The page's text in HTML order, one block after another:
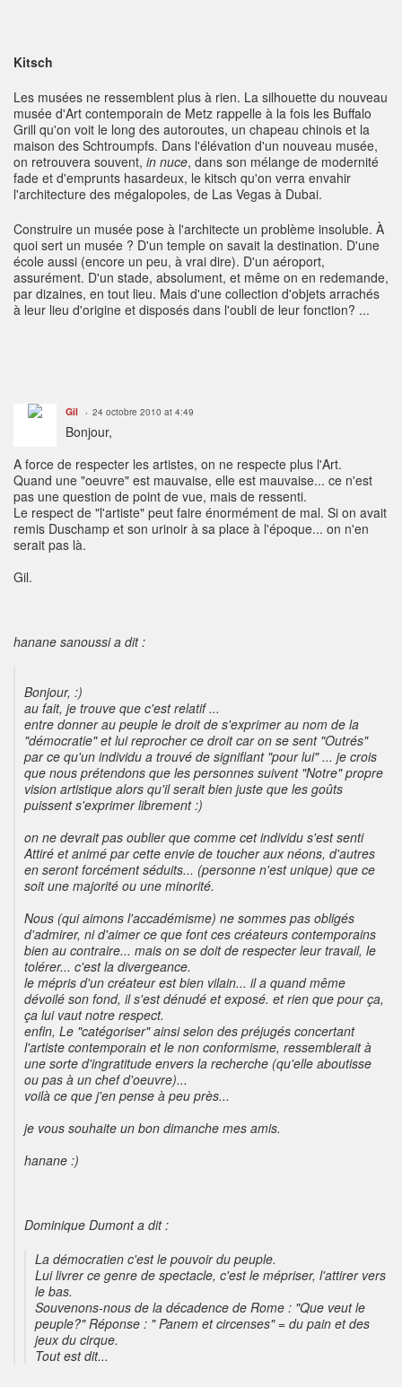
Kitsch
Les musées ne ressemblent plus à rien. La silhouette du nouveau
musée d'Art contemporain de Metz rappelle à la fois les Buffalo
Grill qu'on voit le long des autoroutes, un chapeau chinois et la
maison des Schtroumpfs. Dans l'élévation d'un nouveau musée,
on retrouvera souvent, in nuce, dans son mélange de modernité
fade et d'emprunts hasardeux, le kitsch qu'on verra envahir
l'architecture des mégalopoles, de Las Vegas à Dubai.
Construire un musée pose à l'architecte un problème insoluble. À
quoi sert un musée ? D'un temple on savait la destination. D'une
école aussi (encore un peu, à vrai dire). D'un aéroport,
assurément. D'un stade, absolument, et même on en redemande,
par dizaines, en tout lieu. Mais d'une collection d'objets arrachés
à leur lieu d'origine et disposés dans l'oubli de leur fonction? ...
Gil 24 octobre 2010 at 4:49
Bonjour,
A force de respecter les artistes, on ne respecte plus l'Art.
Quand une "oeuvre" est mauvaise, elle est mauvaise... ce n'est
pas une question de point de vue, mais de ressenti.
Le respect de "l'artiste" peut faire énormément de mal. Si on avait
remis Duschamp et son urinoir à sa place à l'époque... on n'en
serait pas là.
Gil.
hanane sanoussi a dit :
Bonjour, :)
au fait, je trouve que c'est relatif ...
entre donner au peuple le droit de s'exprimer au nom de la
"démocratie" et lui reprocher ce droit car on se sent "Outrés"
par ce qu'un individu a trouvé de signifiant "pour lui" ... je crois
que nous prétendons que les personnes suivent "Notre" propre
vision artistique alors qu'il serait bien juste que les goûts
puissent s'exprimer librement :)
on ne devrait pas oublier que comme cet individu s'est senti
Attiré et animé par cette envie de toucher aux néons, d'autres
en seront forcément séduits... (personne n'est unique) que ce
soit une majorité ou une minorité.
Nous (qui aimons l'accadémisme) ne sommes pas obligés
d'admirer, ni d'aimer ce que font ces créateurs contemporains
bien au contraire... mais on se doit de respecter leur travail, le
tolérer... c'est la divergeance.
le mépris d'un créateur est bien vilain... il a quand même
dévoilé son fond, il s'est dénudé et exposé. et rien que pour ça,
ça lui vaut notre respect.
enfin, Le "catégoriser" ainsi selon des préjugés concertant
l'artiste contemporain et le non conformisme, ressemblerait à
une sorte d'ingratitude envers la recherche (qu'elle aboutisse
ou pas à un chef d'oeuvre)...
voilà ce que j'en pense à peu près...
je vous souhaite un bon dimanche mes amis.
hanane :)
Dominique Dumont a dit :
La démocratien c'est le pouvoir du peuple.
Lui livrer ce genre de spectacle, c'est le mépriser, l'attirer vers
le bas.
Souvenons-nous de la décadence de Rome : "Que veut le
peuple?" Réponse : " Panem et circenses" = du pain et des
jeux du cirque.
Tout est dit...